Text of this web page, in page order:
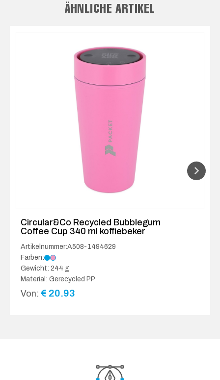
ÄHNLICHE ARTIKEL
Circular&Co Recycled Bubblegum
Coffee Cup 340 ml koffiebeker
Artikelnummer:A508-1494629
Farben:
Gewicht: 244 g
Material: Gerecycled PP
Von: € 20.93